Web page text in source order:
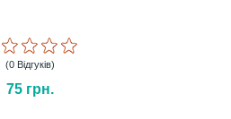
(0 Відгуків)
75 грн.